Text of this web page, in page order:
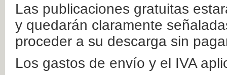
Las publicaciones gratuitas
y quedarán claramente
proceder a su descarga sin
Los gastos de envío y el IVA